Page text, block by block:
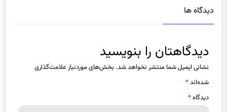
دیدگاه ها
دیدگاهتان را بنویسید
نشانی ایمیل شما منتشر نخواهد شد. بخش‌های موردنیاز علامت‌گذاری
شده‌اند*
دیدگاه*